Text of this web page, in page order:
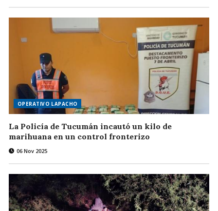
OPERATIVO LAPACHO
La Policía de Tucumán incautó un kilo de
marihuana en un control fronterizo
06 Nov 2025